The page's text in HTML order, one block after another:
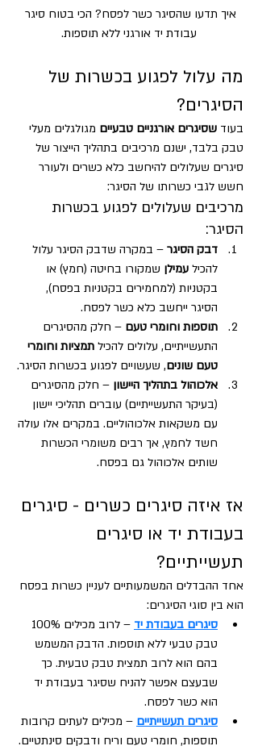
איך תדעו שהסיגר כשר לפסח? הכי בטוח סיגר
עבודת יד אורגני ללא תוספות.
מה עלול לפגוע בכשרות של
הסיגרים?
בעוד שסיגרים אורגניים טבעיים מגולגלים מעלי
טבק בלבד, ישנם מרכיבים בתהליך הייצור של
סיגרים שעלולים להיחשב כלא כשרים ולעורר
חשש לגבי כשרותו של הסיגר:
מרכיבים שעלולים לפגוע בכשרות
הסיגר:
דבק הסיגר – במקרה שדבק הסיגר עלול
להכיל עמילן שמקורו בחיטה (חמץ) או
בקטניות (למחמירים בקטניות בפסח),
הסיגר ייחשב כלא כשר לפסח.
תוספות וחומרי טעם – חלק מהסיגרים
התעשייתיים, עלולים להכיל תמציות וחומרי
טעם שונים, שעשויים לפגוע בכשרות הסיגר.
אלכוהול בתהליך היישון – חלק מהסיגרים
(בעיקר התעשייתיים) עוברים תהליכי יישון
עם משקאות אלכוהוליים. במקרים אלו עולה
חשד לחמץ, אך רבים משומרי הכשרות
שותים אלכוהול גם בפסח.
אז איזה סיגרים כשרים - סיגרים
בעבודת יד או סיגרים
תעשייתיים?
אחד ההבדלים המשמעותיים לעניין כשרות בפסח
הוא בין סוגי הסיגרים:
סיגרים בעבודת יד
טבק טבעי ללא תוספות. הדבק המשמש
בהם הוא לרוב תמצית טבק טבעית. כך
שבעצם אפשר להניח שסיגר בעבודת יד
הוא כשר לפסח.
סיגרים תעשייתיים – מכילים לעתים קרובות
תוספות, חומרי טעם וריח ודבקים סינתטיים.